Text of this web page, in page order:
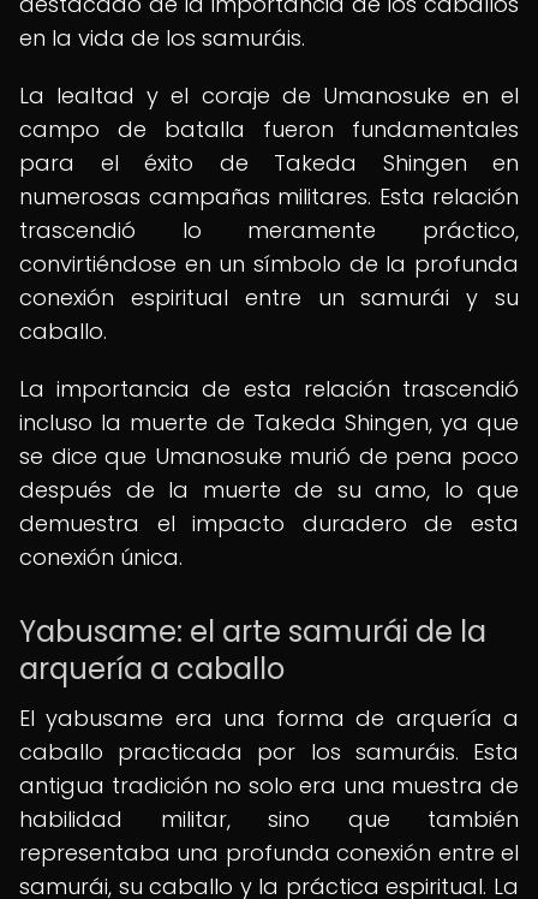
en la vida de los samuráis.
La lealtad y el coraje de Umanosuke en el
campo de batalla fueron fundamentales
para el éxito de Takeda Shingen en
numerosas campañas militares. Esta relación
trascendió lo meramente práctico,
convirtiéndose en un símbolo de la profunda
conexión espiritual entre un samurái y su
caballo.
La importancia de esta relación trascendió
incluso la muerte de Takeda Shingen, ya que
se dice que Umanosuke murió de pena poco
después de la muerte de su amo, lo que
demuestra el impacto duradero de esta
conexión única.
Yabusame: el arte samurái de la
arquería a caballo
El yabusame era una forma de arquería a
caballo practicada por los samuráis. Esta
antigua tradición no solo era una muestra de
habilidad militar, sino que también
representaba una profunda conexión entre el
samurái, su caballo y la práctica espiritual. La